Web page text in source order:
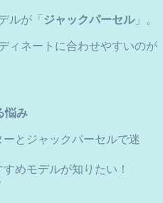
ルが「 ジャックパーセル」。
ィネートに合わせやすいのが
悩み
とジャックパーセルで迷
めモデルが知りたい！